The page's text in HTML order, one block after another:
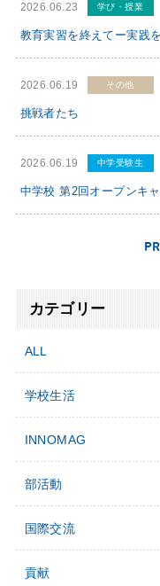
2026.06.23 学び・授業
教育実習を終えてー実践
2026.06.19 その他
挑戦者たち
2026.06.19 中学受験⽣
中学校 第2回オープンキ
カテゴリー
ALL
学校生活
INNOMAG
部活動
国際交流
貢献